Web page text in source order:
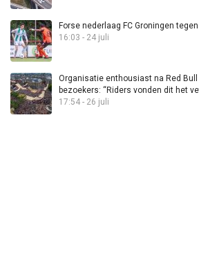
Forse nederlaag FC Groningen
16:03 - 24 juli
Organisatie enthousiast na Red
bezoekers: “Riders vonden dit het
17:54 - 26 juli